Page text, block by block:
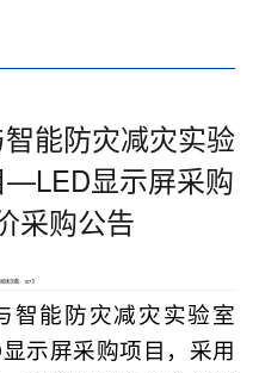
能防灾减灾实验
—LED显示屏采购
采购公告
读次数： 107】
智能防灾减灾实验室
示屏采购项目，采用